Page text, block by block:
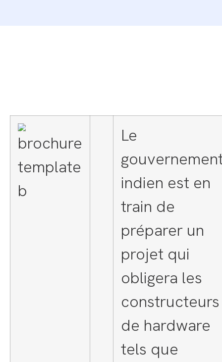
Le
indien est en
train de
préparer un
projet qui
obligera les
constructeurs
de hardware
tels que